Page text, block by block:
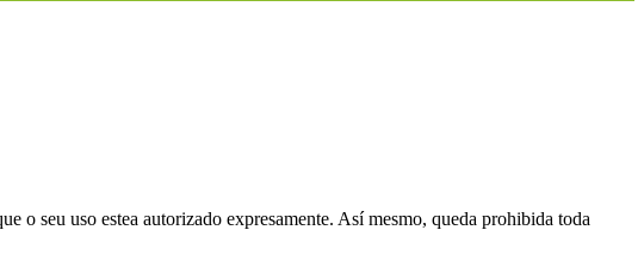
o seu uso estea autorizado expresamente. Así mesmo, queda prohibida toda